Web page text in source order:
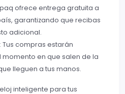
ofrece entrega gratuita a
garantizando que recibas
adicional.
: Tus compras estarán
en que salen de la
lleguen a tus manos.
inteligente para tus